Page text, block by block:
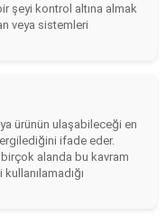
şeyi kontrol altına almak
veya sistemleri
ürünün ulaşabileceği en
ifade eder.
alanda bu kavram